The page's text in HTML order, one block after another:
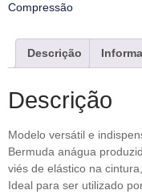
Compressão
Descrição
Descrição
Modelo versátil e
Bermuda anágua
viés de elástico na
Ideal para ser utilizado